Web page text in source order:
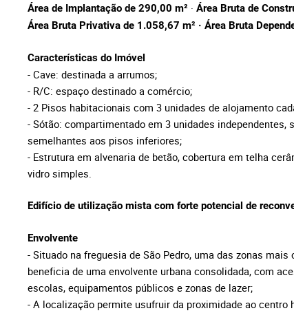
Área de Implantação de 290,00 m² · Área Bruta de
Área Bruta Privativa de 1.058,67 m² · Área Bruta
Características do Imóvel
- Cave: destinada a arrumos;
- R/C: espaço destinado a comércio;
- 2 Pisos habitacionais com 3 unidades de alojamento
- Sótão: compartimentado em 3 unidades
semelhantes aos pisos inferiores;
- Estrutura em alvenaria de betão, cobertura em telha
vidro simples.
Edifício de utilização mista com forte potencial de
Envolvente
- Situado na freguesia de São Pedro, uma das zonas
beneficia de uma envolvente urbana consolidada, com
escolas, equipamentos públicos e zonas de lazer;
- A localização permite usufruir da proximidade ao